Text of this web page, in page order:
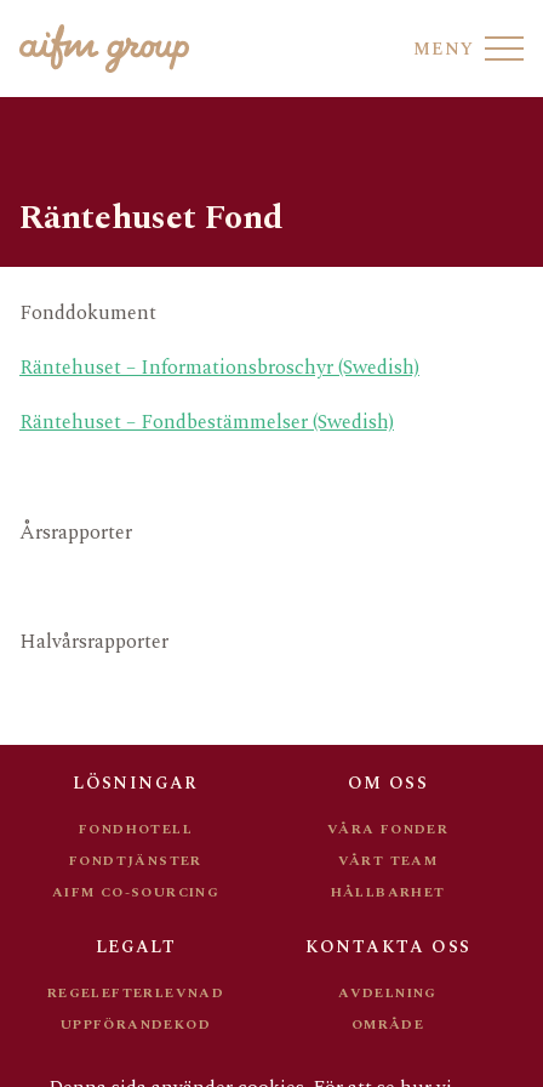
MENY
FONDHOTELL
AIFM CO-SOURCING
HÅLLBARHET
UPPFÖRANDEKOD
Räntehuset Fond
Fonddokument
Räntehuset – Informationsbroschyr (Swedish)
Räntehuset – Fondbestämmelser (Swedish)
Årsrapporter
Halvårsrapporter
LÖSNINGAR
FONDHOTELL
FONDTJÄNSTER
AIFM CO-SOURCING
OM OSS
VÅRA FONDER
VÅRT TEAM
HÅLLBARHET
LEGALT
REGELEFTERLEVNAD
UPPFÖRANDEKOD
KONTAKTA OSS
AVDELNING
OMRÅDE